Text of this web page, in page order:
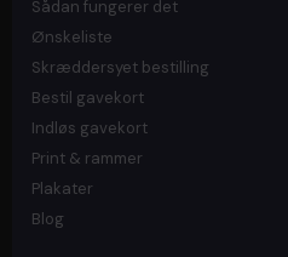
Sådan fungerer det
Ønskeliste
Skræddersyet bestilling
Bestil gavekort
Indløs gavekort
Print & rammer
Plakater
Blog